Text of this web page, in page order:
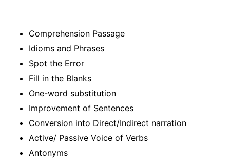
Comprehension Passage
Idioms and Phrases
Spot the Error
Fill in the Blanks
One-word substitution
Improvement of Sentences
Conversion into Direct/Indirect narration
Active/ Passive Voice of Verbs
Antonyms